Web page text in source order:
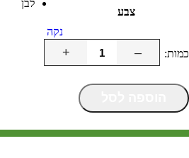
צבע
לבן
נקה
–
+